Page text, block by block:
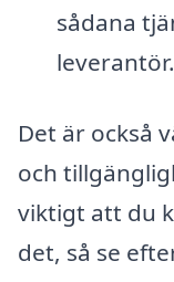
sådana
leverantör.
Det är också
och
viktigt att du
det, så se